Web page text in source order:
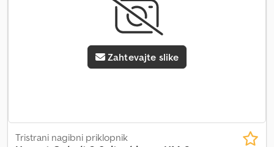
štirikolesnikov za podjetje. Natančne podatke si lahko ogledate v
vozilni dokumentaciji in na fotografijah tipskih ploščic. Csdpfx
Anezq Sw Hsmjha Notranje mere: D = 255 cm, Š = 154 cm, V = 150
cm. Na zadnji strani je zaklepna in opremljena s podpornimi
nogicami. Kot dodatek vam bom z veseljem dal še ključavnico za
prikolico Triburg. Nova cena je bila približno 6000 €. Za vprašanja
Zahtevajte slike
Tristrani nagibni priklopnik